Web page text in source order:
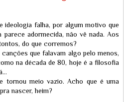
ideologia falha, por algum motivo que
adormecida, não vê nada. Aos
do que corremos?
que falavam algo pelo menos,
na década de 80, hoje é a filosofia
tornou meio vazio. Acho que é uma
nascer, heim?